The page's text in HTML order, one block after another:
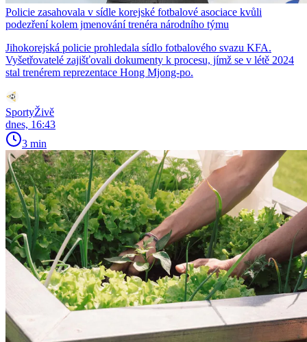
Policie zasahovala v sídle korejské fotbalové asociace kvůli
podezření kolem jmenování trenéra národního týmu
Jihokorejská policie prohledala sídlo fotbalového svazu KFA.
Vyšetřovatelé zajišťovali dokumenty k procesu, jímž se v létě 2024
stal trenérem reprezentace Hong Mjong-po.
SportyŽivě
dnes, 16:43
3 min